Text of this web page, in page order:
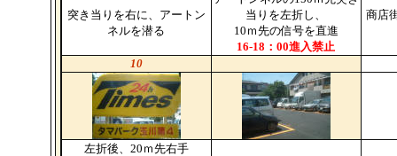
突き当りを右に、アートン
ネルを潜る
当りを左折し、
10ｍ先の信号を直進
16-18：00進入禁止
商店
10
左折後、20ｍ先右手